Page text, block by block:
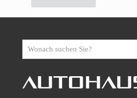
suchen